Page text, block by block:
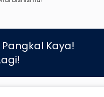
Kaya!